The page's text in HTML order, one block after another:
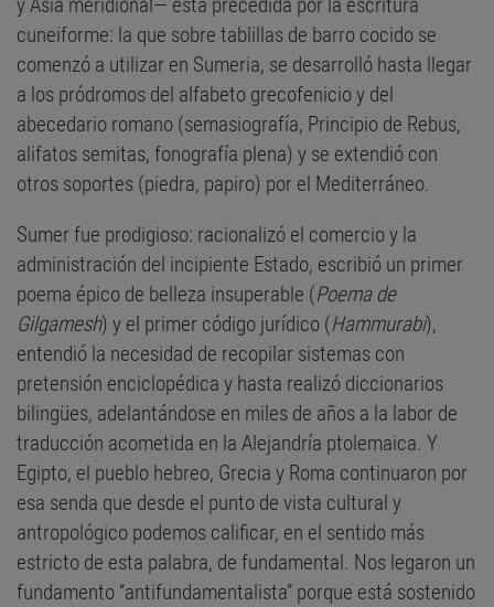
y Asia meridional— está precedida por la escritura
cuneiforme: la que sobre tablillas de barro cocido se
comenzó a utilizar en Sumeria, se desarrolló hasta llegar
a los pródromos del alfabeto grecofenicio y del
abecedario romano (semasiografía, Principio de Rebus,
alifatos semitas, fonografía plena) y se extendió con
otros soportes (piedra, papiro) por el Mediterráneo.
Sumer fue prodigioso: racionalizó el comercio y la
administración del incipiente Estado, escribió un primer
poema épico de belleza insuperable (Poema de
Gilgamesh) y el primer código jurídico (Hammurabi),
entendió la necesidad de recopilar sistemas con
pretensión enciclopédica y hasta realizó diccionarios
bilingües, adelantándose en miles de años a la labor de
traducción acometida en la Alejandría ptolemaica. Y
Egipto, el pueblo hebreo, Grecia y Roma continuaron por
esa senda que desde el punto de vista cultural y
antropológico podemos calificar, en el sentido más
estricto de esta palabra, de fundamental. Nos legaron un
fundamento “antifundamentalista” porque está sostenido